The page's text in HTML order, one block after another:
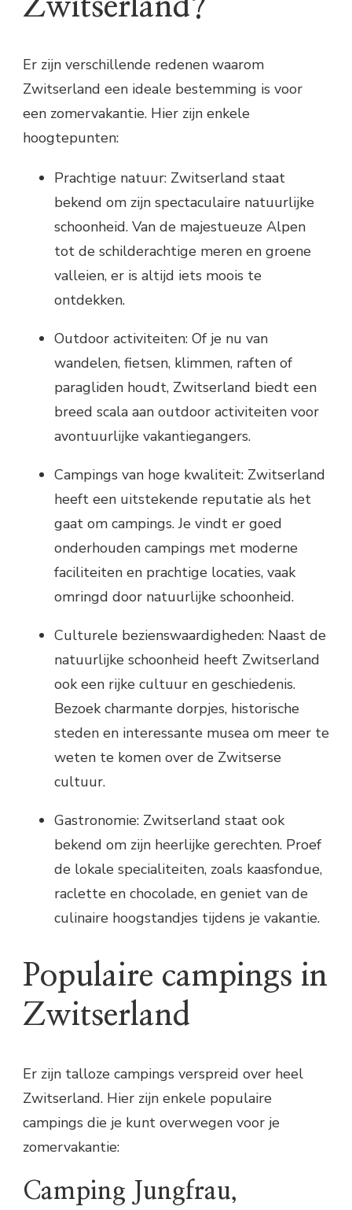
Zwitserland?
Er zijn verschillende redenen waarom
Zwitserland een ideale bestemming is voor
een zomervakantie. Hier zijn enkele
hoogtepunten:
Prachtige natuur: Zwitserland staat
bekend om zijn spectaculaire natuurlijke
schoonheid. Van de majestueuze Alpen
tot de schilderachtige meren en groene
valleien, er is altijd iets moois te
ontdekken.
Outdoor activiteiten: Of je nu van
wandelen, fietsen, klimmen, raften of
paragliden houdt, Zwitserland biedt een
breed scala aan outdoor activiteiten voor
avontuurlijke vakantiegangers.
Campings van hoge kwaliteit: Zwitserland
heeft een uitstekende reputatie als het
gaat om campings. Je vindt er goed
onderhouden campings met moderne
faciliteiten en prachtige locaties, vaak
omringd door natuurlijke schoonheid.
Culturele bezienswaardigheden: Naast de
natuurlijke schoonheid heeft Zwitserland
ook een rijke cultuur en geschiedenis.
Bezoek charmante dorpjes, historische
steden en interessante musea om meer te
weten te komen over de Zwitserse
cultuur.
Gastronomie: Zwitserland staat ook
bekend om zijn heerlijke gerechten. Proef
de lokale specialiteiten, zoals kaasfondue,
raclette en chocolade, en geniet van de
culinaire hoogstandjes tijdens je vakantie.
Populaire campings in
Zwitserland
Er zijn talloze campings verspreid over heel
Zwitserland. Hier zijn enkele populaire
campings die je kunt overwegen voor je
zomervakantie:
Camping Jungfrau,